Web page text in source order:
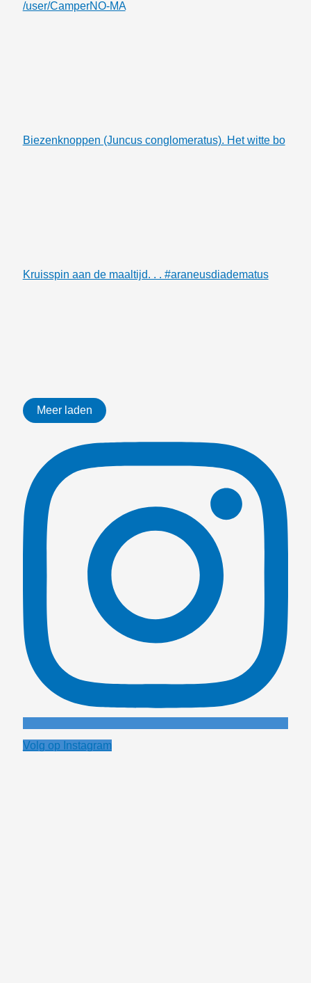
/user/CamperNO-MA
Biezenknoppen (Juncus conglomeratus). Het witte bo
Kruisspin aan de maaltijd. . . #araneusdiadematus
Meer laden
Volg op Instagram